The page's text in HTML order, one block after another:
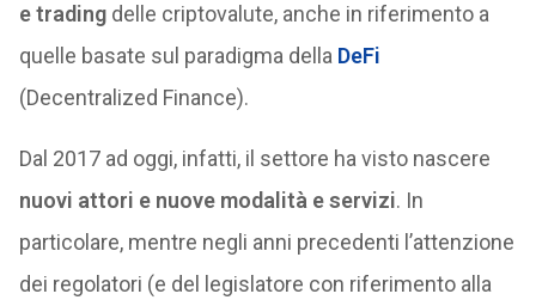
e tradingdelle criptovalute, anche in riferimento a
quelle basate sul paradigma della DeFi
(Decentralized Finance).
Dal 2017 ad oggi, infatti, il settore ha visto nascere
nuovi attori e nuove modalità e servizi. In
particolare, mentre negli anni precedenti l’attenzione
dei regolatori (e del legislatore con riferimento alla